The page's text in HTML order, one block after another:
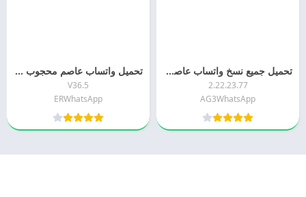
تحميل جميع نسخ واتساب عاصم محجوب 2026 (الذهبي – الازرق – الوردي – الاخضر) اخر اصدار مجانا
2.22.23.77
AG3WhatsApp
تحميل واتساب عاصم محجوب 2026 ERWhatsApp APK اخر اصدار مجانا
V36.5
ERWhatsApp